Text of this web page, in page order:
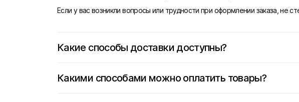
Если у вас возникли вопросы или трудности при оформлении заказа,
Какие способы доставки доступны?
Какими способами можно оплатить товары?